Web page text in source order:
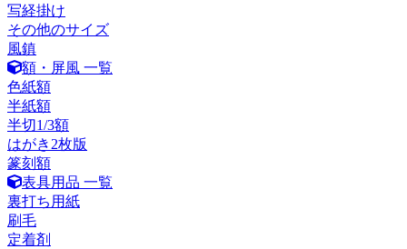
写経掛け
その他のサイズ
風鎮
額・屏風 一覧
色紙額
半紙額
半切1/3額
はがき2枚版
篆刻額
表具用品 一覧
裏打ち用紙
刷毛
定着剤